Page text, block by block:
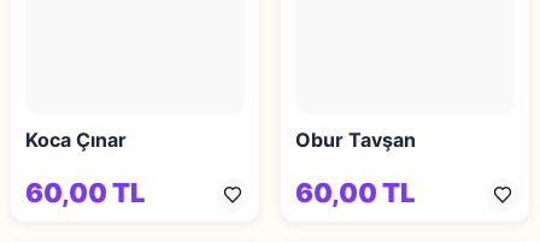
Koca Çınar
60,00 TL
Obur Tavşan
60,00 TL